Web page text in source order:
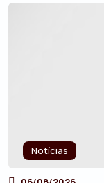
Notícias